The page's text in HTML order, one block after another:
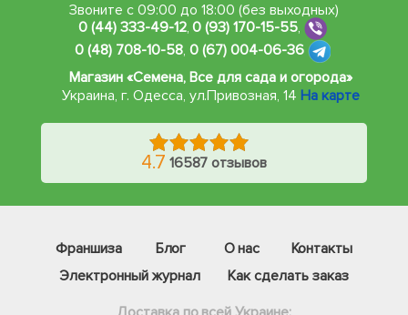
Звоните с 09:00 до 18:00 (без выходных)
0 (44) 333-49-12,0 (93) 170-15-55,
0 (48) 708-10-58, 0 (67) 004-06-36
Магазин «Семена, Все для сада и огорода»
Украина, г. Одесса, ул.Привозная, 14 На карте
4.7 16587 отзывов
Франшиза Блог О нас
Контакты
Электронный журнал
Как сделать заказ